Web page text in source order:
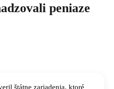
peniaze
štátne zariadenia, ktoré